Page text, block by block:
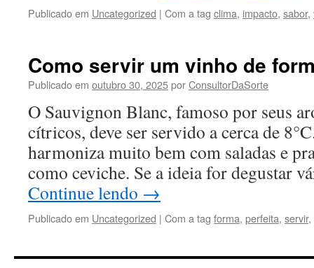
Publicado em Uncategorized | Com a tag clima, impacto, sabor,
Como servir um vinho de
Publicado em outubro 30, 2025porConsultorDaSorte
O Sauvignon Blanc, famoso por seus
cítricos, deve ser servido a cerca de
harmoniza muito bem com saladas e
como ceviche. Se a ideia for degustar
Continue lendo →
Publicado em Uncategorized | Com a tag forma, perfeita, servir,